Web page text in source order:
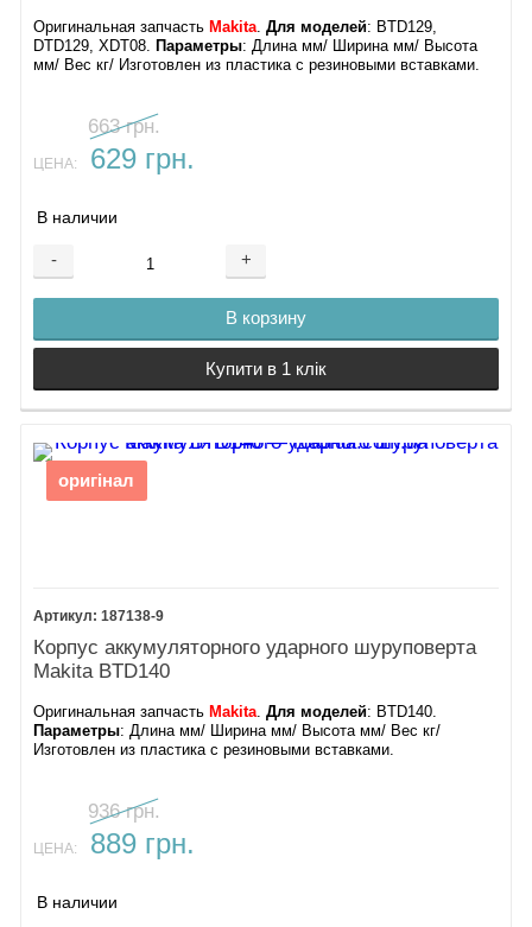
Оригинальная запчасть Makita.Для моделей: BTD129,
DTD129, XDT08. Параметры: Длина мм/ Ширина мм/ Высота
мм/ Вес кг/ Изготовлен из пластика с резиновыми вставками.
663 грн.
ЦЕНА: 629 грн.
В наличии
- +
В корзину
Купити в 1 клік
оригінал
187138-9
Корпус аккумуляторного ударного шуруповерта
Makita BTD140
Оригинальная запчасть Makita.Для моделей: BTD140.
Параметры: Длина мм/ Ширина мм/ Высота мм/ Вес кг/
Изготовлен из пластика с резиновыми вставками.
936 грн.
ЦЕНА: 889 грн.
В наличии